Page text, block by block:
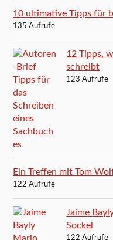
10 ultimative Tipps für
135 Aufrufe
12 Tipps,
schreibt
123 Aufrufe
Ein Treffen mit Tom
122 Aufrufe
Jaime
Sockel
122 Aufrufe